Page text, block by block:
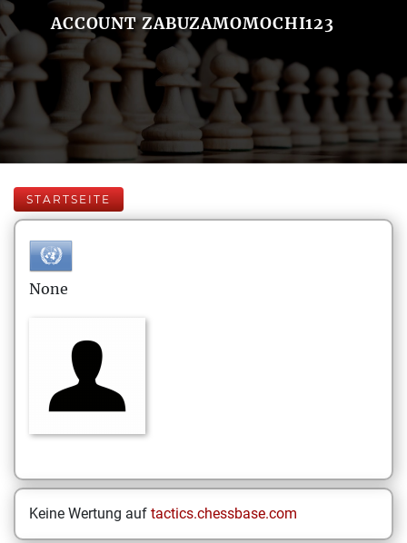
ACCOUNT ZABUZAMOMOCHI123
STARTSEITE
None
Keine Wertung auf tactics.chessbase.com